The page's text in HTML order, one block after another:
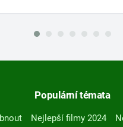
Populární témata
Nejlepší filmy 2024